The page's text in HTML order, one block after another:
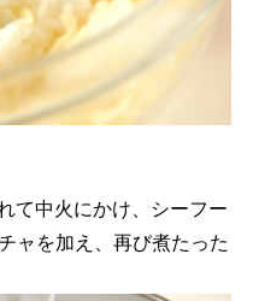
て中火にかけ、シーフー
ャを加え、再び煮たった